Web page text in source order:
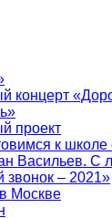
концерт
проект
к
Васильев.
звонок – 2021»
Москве